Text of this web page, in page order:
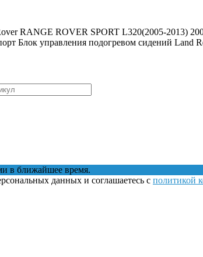
RANGE ROVER SPORT L320(2005-2013)
Блок управления подогревом сидений
в ближайшее время.
данных и соглашаетесь с политикой